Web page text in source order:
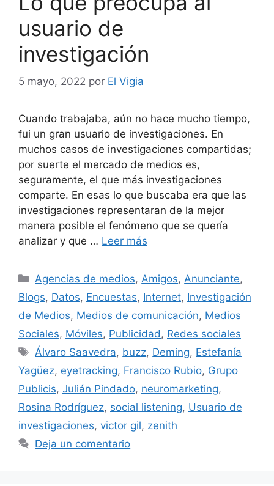
usuario de
investigación
5 mayo, 2022 por El Vigia
Cuando trabajaba, aún no hace mucho tiempo,
fui un gran usuario de investigaciones. En
muchos casos de investigaciones compartidas;
por suerte el mercado de medios es,
seguramente, el que más investigaciones
comparte. En esas lo que buscaba era que las
investigaciones representaran de la mejor
manera posible el fenómeno que se quería
analizar y que … Leer más
Categorías
Agencias de medios, Amigos, Anunciante,
Blogs, Datos, Encuestas, Internet, Investigación
de Medios, Medios de comunicación, Medios
Sociales, Móviles, Publicidad , Redes sociales
Etiquetas
Álvaro Saavedra, buzz, Deming, Estefanía
Yagüez, eyetracking, Francisco Rubio, Grupo
Publicis, Julián Pindado, neuromarketing,
Rosina Rodríguez, social listening, Usuario de
investigaciones, victor gil, zenith
Deja un comentario